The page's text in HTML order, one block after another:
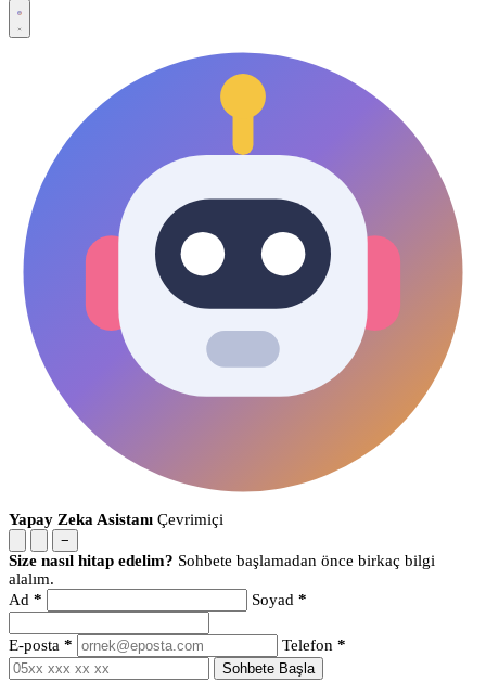
Yapay Zeka Asistanı Çevrimiçi
−
Size nasıl hitap edelim? Sohbete başlamadan önce birkaç bilgi
alalım.
Ad * Soyad *
E-posta * Telefon *
Sohbete Başla